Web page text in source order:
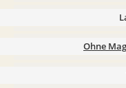
Ohne